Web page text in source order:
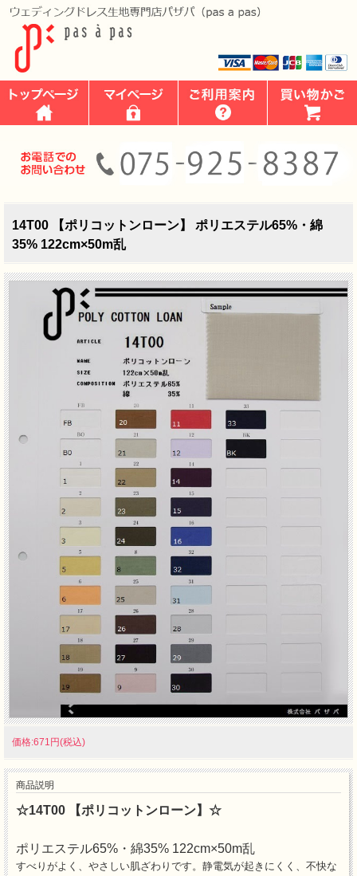
14T00 【ポリコットンローン】 ポリエステル65%・綿
35% 122cm×50m乱
価格:671円(税込)
商品説明
☆14T00 【ポリコットンローン】☆
ポリエステル65%・綿35% 122cm×50m乱
すべりがよく、やさしい肌ざわりです。静電気が起きにくく、不快な